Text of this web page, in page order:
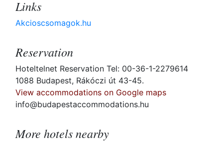
Links
Akcioscsomagok.hu
Reservation
Hoteltelnet Reservation Tel: 00-36-1-2279614
1088 Budapest, Rákóczi út 43-45.
View accommodations on Google maps
info@budapestaccommodations.hu
More hotels nearby